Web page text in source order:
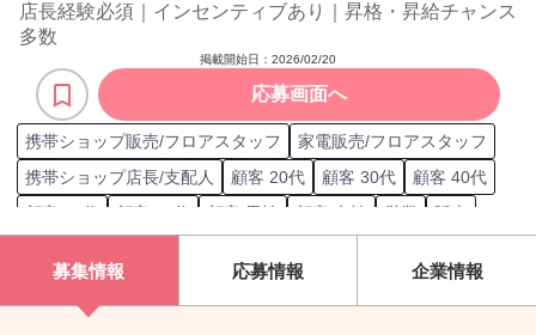
店長経験必須｜インセンティブあり｜昇格・昇給チャンス
多数
掲載開始日： 2026/02/20
応募画面へ
携帯ショップ販売/フロアスタッフ
家電販売/フロアスタッフ
携帯ショップ店長/支配人
顧客 20代 顧客 30代
顧客 40代
顧客 50代
顧客 60代 顧客 男性 顧客 女性 営業
販売
カウンターセールス/来店型営業
携帯電話/PC/PC周辺機器
電話問い合わせ対応
募集情報 応募情報 企業情報